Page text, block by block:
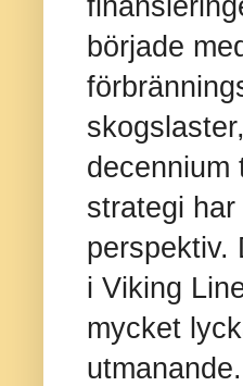
började
decennium
strategi
perspektiv.
i Viking
mycket
utmanande.